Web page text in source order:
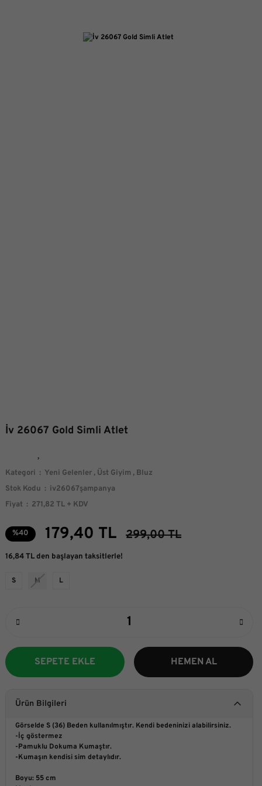
İv 26067 Gold Simli Atlet
Kategori Yeni Gelenler , Üst Giyim , Bluz
Stok Kodu
iv26067şampanya
Fiyat
271,82 TL + KDV
%40 179,40 TL 299,00 TL
16,84 TL den başlayan taksitlerle!
S M L
SEPETE EKLE HEMEN AL
Ürün Bilgileri
Görselde S (36) Beden kullanılmıştır. Kendi bedeninizi alabilirsiniz.
-İç göstermez
-Pamuklu Dokuma Kumaştır.
-Kumaşın kendisi sim detaylıdır.
Boyu: 55 cm